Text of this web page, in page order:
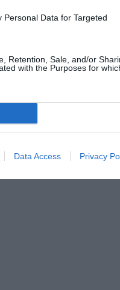
Data for Targeted
Retention, Sale, and/or
with the Purposes for
Data Access Privacy
του αυτή τη φορά
Alasdair McLellan, η
για να
Μέσα από το
τυφλά,
εμπιστοσύνης.